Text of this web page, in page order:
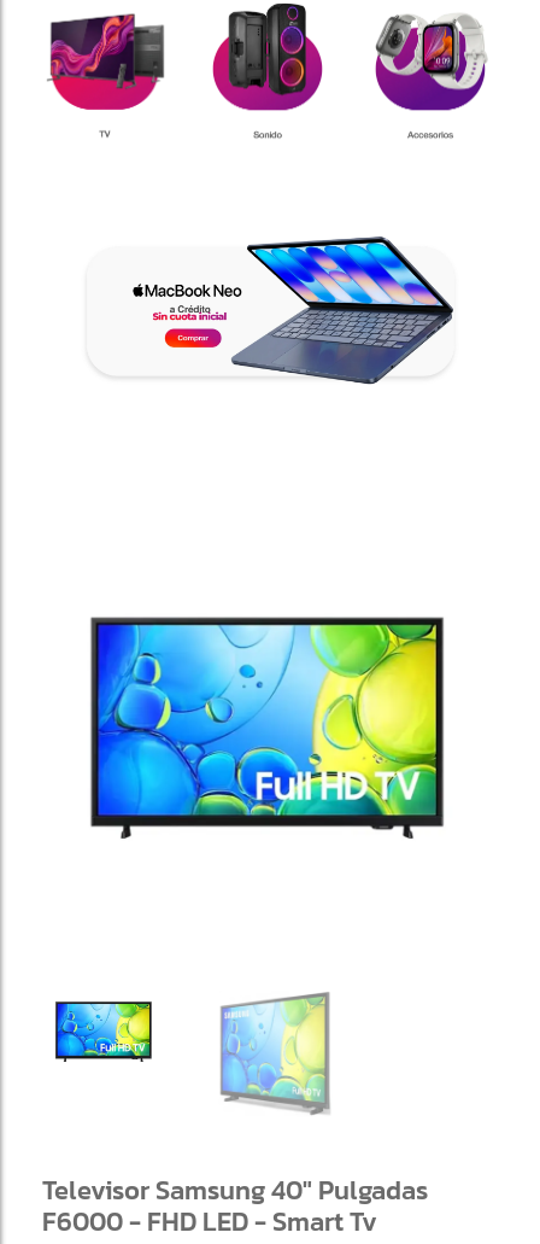
Televisor Samsung 40" Pulgadas
F6000 - FHD LED - Smart Tv